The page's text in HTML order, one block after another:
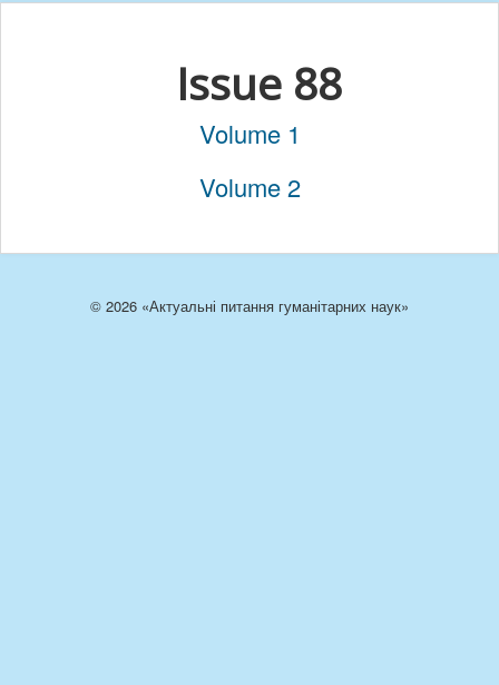
Issue 88
Volume 1
Volume 2
© 2026 «Актуальні питання гуманітарних наук»